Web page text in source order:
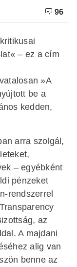
96
– ez a cím
»A
be a
kedden,
arra szolgál,
– egyébként
pénzeket
rendszerrel
az
A majdani
alig van
benne az